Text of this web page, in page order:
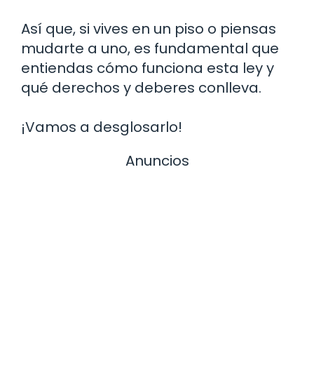
Así que, si vives en un piso o piensas
mudarte a uno, es fundamental que
entiendas cómo funciona esta ley y
qué derechos y deberes conlleva.
¡Vamos a desglosarlo!
Anuncios